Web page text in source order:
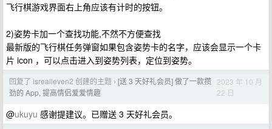
飞行棋游戏界面右上角应该有计时的按钮。
2)姿势卡加一个查找功能,不然不方便查找
最新版的飞行棋任务弹窗如果包含姿势卡的名字，应该会显示一个卡
片 icon ，可以点击进入到姿势列表，定位到姿势。
回复了 isrealleven2 创建的主题 › [送 3 天好礼会员] 做了一款攒
劲的 App, 提高情侣爱爱情趣
2023 年 10 月
22 日
@ukuyu 感谢提建议。已赠送 3 天好礼会员。